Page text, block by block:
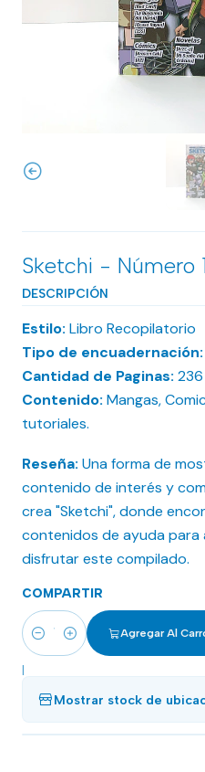
Sketchi - Número
DESCRIPCIÓN
Estilo: Libro Recopilatorio
Tipo de encuadernación:
Cantidad de Paginas:
Contenido: Mangas,
tutoriales.
Reseña: Una forma de
contenido de interés y
crea "Sketchi", donde
contenidos de ayuda para
disfrutar este compilado.
COMPARTIR
Cantidad
Agregar Al
|
Mostrar stock de